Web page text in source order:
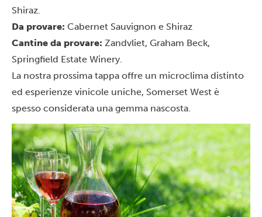
Shiraz.
Da provare: Cabernet Sauvignon e Shiraz
Cantine da provare: Zandvliet, Graham Beck,
Springfield Estate Winery.
La nostra prossima tappa offre un microclima distinto
ed esperienze vinicole uniche, Somerset West è
spesso considerata una gemma nascosta.